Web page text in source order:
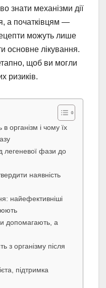
знати механізми дії
а початківцям —
можуть лише
основне лікування.
щоб ви могли
ризиків.
організм і чому їх
легеневої фази до
наявність
найефективніші
допомагають, а
з організму після
підтримка